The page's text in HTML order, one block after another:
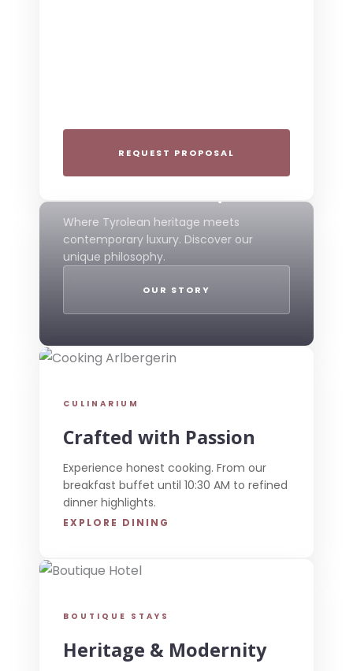
REQUEST PROPOSAL
THE 4-STAR SPIRIT
Where Tyrolean heritage meets
contemporary luxury. Discover our
unique philosophy.
OUR STORY
CULINARIUM
Crafted with Passion
Experience honest cooking. From our
breakfast buffet until 10:30 AM to refined
dinner highlights.
EXPLORE DINING
BOUTIQUE STAYS
Heritage & Modernity